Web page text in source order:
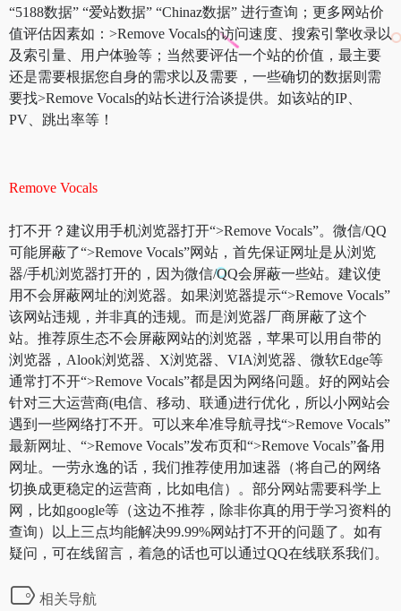
“5188数据” “爱站数据” “Chinaz数据” 进行查询；更多网站价
值评估因素如：>Remove Vocals的访问速度、搜索引擎收录以
及索引量、用户体验等；当然要评估一个站的价值，最主要
还是需要根据您自身的需求以及需要，一些确切的数据则需
要找>Remove Vocals的站长进行洽谈提供。如该站的IP、
PV、跳出率等！
Remove Vocals
打不开？建议用手机浏览器打开“>Remove Vocals”。微信/QQ
可能屏蔽了“>Remove Vocals”网站，首先保证网址是从浏览
器/手机浏览器打开的，因为微信/QQ会屏蔽一些站。建议使
用不会屏蔽网址的浏览器。如果浏览器提示“>Remove Vocals”
该网站违规，并非真的违规。而是浏览器厂商屏蔽了这个
站。推荐原生态不会屏蔽网站的浏览器，苹果可以用自带的
浏览器，Alook浏览器、X浏览器、VIA浏览器、微软Edge等
通常打不开“>Remove Vocals”都是因为网络问题。好的网站会
针对三大运营商(电信、移动、联通)进行优化，所以小网站会
遇到一些网络打不开。可以来牟准导航寻找“>Remove Vocals”
最新网址、“>Remove Vocals”发布页和“>Remove Vocals”备用
网址。一劳永逸的话，我们推荐使用加速器（将自己的网络
切换成更稳定的运营商，比如电信）。部分网站需要科学上
网，比如google等（这边不推荐，除非你真的用于学习资料的
查询）以上三点均能解决99.99%网站打不开的问题了。如有
疑问，可在线留言，着急的话也可以通过QQ在线联系我们。
相关导航